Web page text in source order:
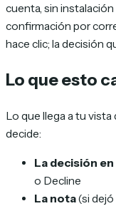
cuenta, sin
confirmación por
hace clic; la decisión
Lo que esto
Lo que llega a tu
decide:
La decisión en
o Decline
La nota(si dejó